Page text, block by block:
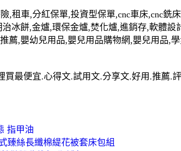
,租車,分紅保單,投資型保單,cnc車床,cnc
冰餅,金爐,環保金爐,焚化爐,進銷存,軟體
薦,嬰幼兒用品,嬰兒用品購物網,嬰兒用品,
最便宜.心得文.試用文.分享文.好用.推薦.
指甲油
臻絲長纖棉緹花被套床包組